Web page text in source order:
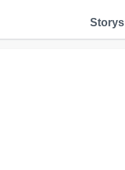
Storys